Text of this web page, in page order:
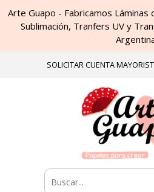
Arte Guapo - Fabricamos Láminas
Sublimación, Tranfers UV y
SOLICITAR CUENTA